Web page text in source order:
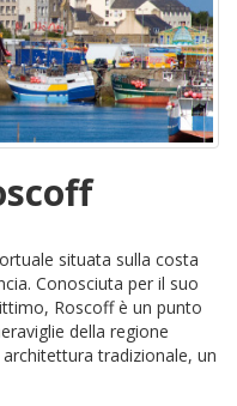
situata sulla costa
Conosciuta per il suo
Roscoff è un punto
della regione
tradizionale, un